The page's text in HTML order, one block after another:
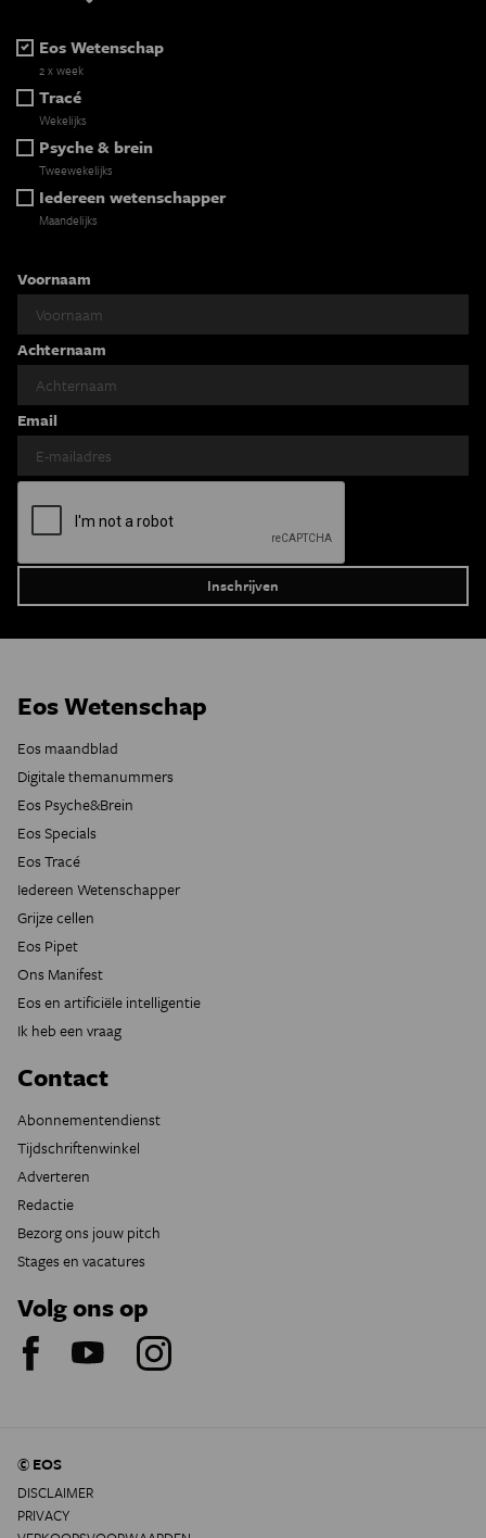
Eos Wetenschap
2 x week
Tracé
Wekelijks
Psyche & brein
Tweewekelijks
Iedereen wetenschapper
Maandelijks
Voornaam
Achternaam
Email
Eos Wetenschap
Eos maandblad
Digitale themanummers
Eos Psyche&Brein
Eos Specials
Eos Tracé
Iedereen Wetenschapper
Grijze cellen
Eos Pipet
Ons Manifest
Eos en artificiële intelligentie
Ik heb een vraag
Contact
Abonnementendienst
Tijdschriftenwinkel
Adverteren
Redactie
Bezorg ons jouw pitch
Stages en vacatures
Volg ons op
© EOS
DISCLAIMER
PRIVACY